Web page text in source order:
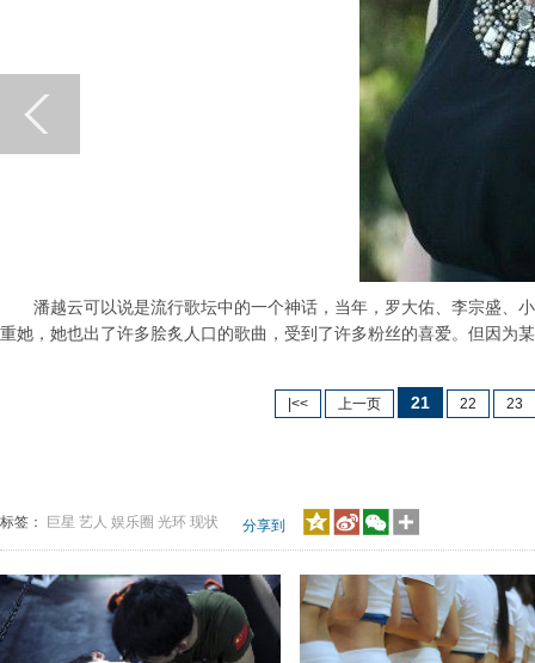
潘越云可以说是流行歌坛中的一个神话，当年，罗大佑、李宗盛、
重她，她也出了许多脍炙人口的歌曲，受到了许多粉丝的喜爱。但因为
|<< 上一页 21 22 23
标签： 巨星 艺人 娱乐圈 光环 现状 分享到